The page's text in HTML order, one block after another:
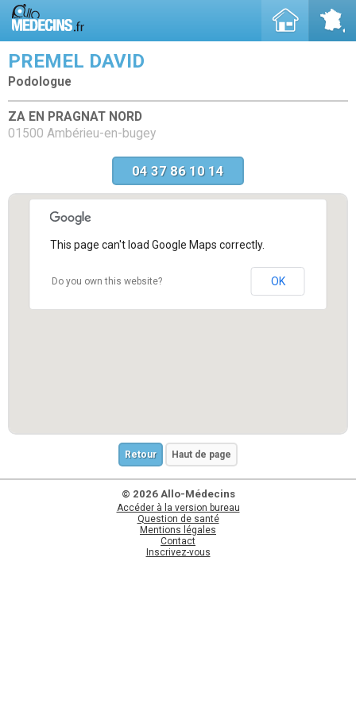
PREMEL DAVID
Podologue
ZA EN PRAGNAT NORD
01500 Ambérieu-en-bugey
04 37 86 10 14
This page can't load Google Maps correctly.
Do you own this website? OK
Retour Haut de page
© 2026 Allo-Médecins
Accéder à la version bureau
Question de santé
Mentions légales
Contact
Inscrivez-vous